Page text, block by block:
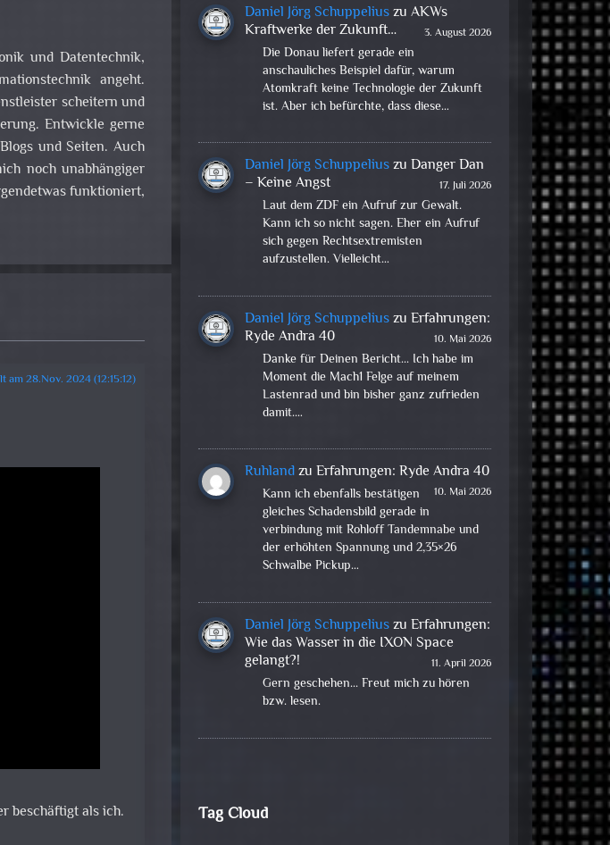
und Datentechnik,
angeht.
scheitern und
Entwickle gerne
und Seiten. Auch
noch unabhängiger
funktioniert,
am 28.Nov. 2024 (12:15:12)
beschäftigt als ich.
Daniel Jörg SchuppeliuszuAKWs
Kraftwerke der Zukunft…
3. August 2026
Die Donau liefert gerade ein
anschauliches Beispiel dafür, warum
Atomkraft keine Technologie der Zukunft
ist. Aber ich befürchte, dass diese…
Daniel Jörg SchuppeliuszuDanger Dan
– Keine Angst
17. Juli 2026
Laut dem ZDF ein Aufruf zur Gewalt.
Kann ich so nicht sagen. Eher ein Aufruf
sich gegen Rechtsextremisten
aufzustellen. Vielleicht…
Daniel Jörg SchuppeliuszuErfahrungen:
Ryde Andra 40
10. Mai 2026
Danke für Deinen Bericht... Ich habe im
Moment die Mach1 Felge auf meinem
Lastenrad und bin bisher ganz zufrieden
damit.…
RuhlandzuErfahrungen: Ryde Andra 40
10. Mai 2026
Kann ich ebenfalls bestätigen
gleiches Schadensbild gerade in
verbindung mit Rohloff Tandemnabe und
der erhöhten Spannung und 2,35×26
Schwalbe Pickup…
Daniel Jörg SchuppeliuszuErfahrungen:
Wie das Wasser in die IXON Space
gelangt?!
11. April 2026
Gern geschehen... Freut mich zu hören
bzw. lesen.
Tag Cloud